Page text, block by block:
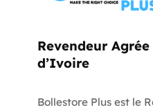
Revendeur
d’Ivoire
Bollestore Plus est le